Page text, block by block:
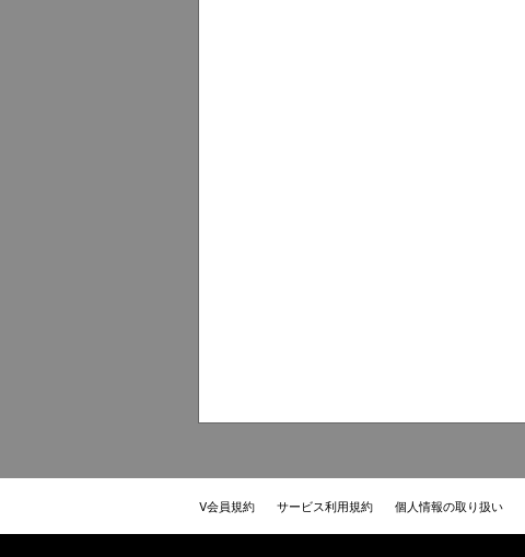
V会員規約 サービス利用規約 個人情報の取り扱い